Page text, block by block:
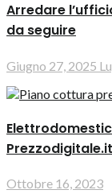
Arredare
da seguire
Giugno 27, 2025
Prezzodigitale.it
Ottobre 16, 2023